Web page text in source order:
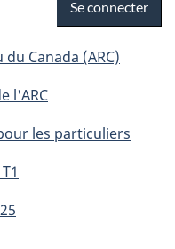
connecter
Se connecter
Canada (ARC)
l'ARC
les particuliers